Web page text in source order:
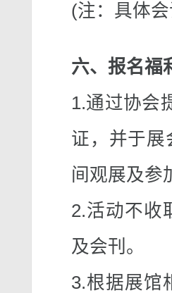
(注：具体
六、报名福
1.通过协会
证，并于展
间观展及参
2.活动不收
及会刊。
3.根据展馆